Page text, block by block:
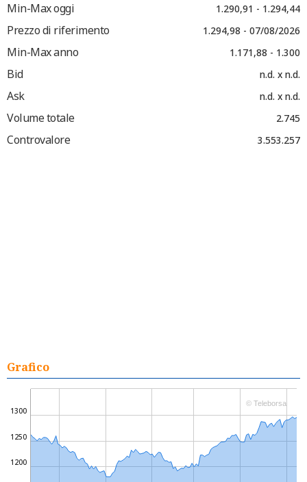
Min-Max oggi 1.290,91 - 1.294,44
Prezzo di riferimento 1.294,98 - 07/08/2026
Min-Max anno 1.171,88 - 1.300
Bid n.d. x n.d.
Ask n.d. x n.d.
Volume totale 2.745
Controvalore 3.553.257
Grafico
1200
1250
1300
© Teleborsa